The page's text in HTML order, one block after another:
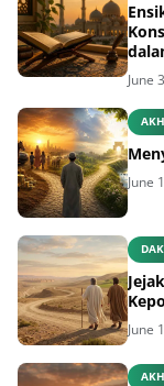
June
June
June